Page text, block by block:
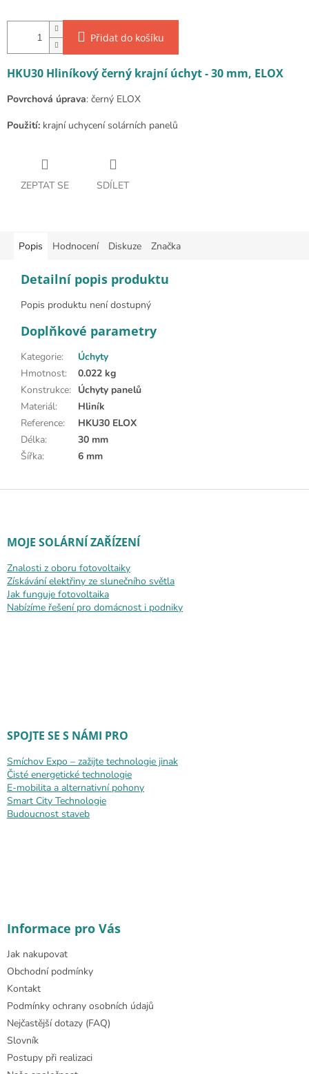
Přidat do košíku
HKU30 Hliníkový černý krajní úchyt - 30 mm, ELOX
Povrchová úprava: černý ELOX
Použití: krajní uchycení solárních panelů
ZEPTAT SE SDÍLET
Popis Hodnocení Diskuze Značka
Detailní popis produktu
Popis produktu není dostupný
Doplňkové parametry
Kategorie:
Úchyty
Hmotnost:
0.022 kg
Konstrukce: Úchyty panelů
Materiál:
Hliník
Reference:
HKU30 ELOX
Délka:
30 mm
Šířka: 6 mm
Zápatí
MOJE SOLÁRNÍ ZAŘÍZENÍ
Znalosti z oboru fotovoltaiky
Získávání elektřiny ze slunečního světla
Jak funguje fotovoltaika
Nabízíme řešení pro domácnost i podniky
SPOJTE SE S NÁMI PRO
Smíchov Expo – zažijte technologie jinak
Čisté energetické technologie
E-mobilita a alternativní pohony
Smart City Technologie
Budoucnost staveb
Informace pro Vás
Jak nakupovat
Obchodní podmínky
Kontakt
Podmínky ochrany osobních údajů
Nejčastější dotazy (FAQ)
Slovník
Postupy při realizaci